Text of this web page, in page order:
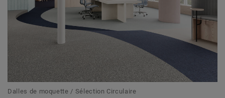
Dalles de moquette / Sélection Circulaire